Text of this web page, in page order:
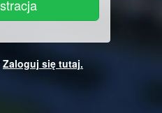
Zaloguj się tutaj.